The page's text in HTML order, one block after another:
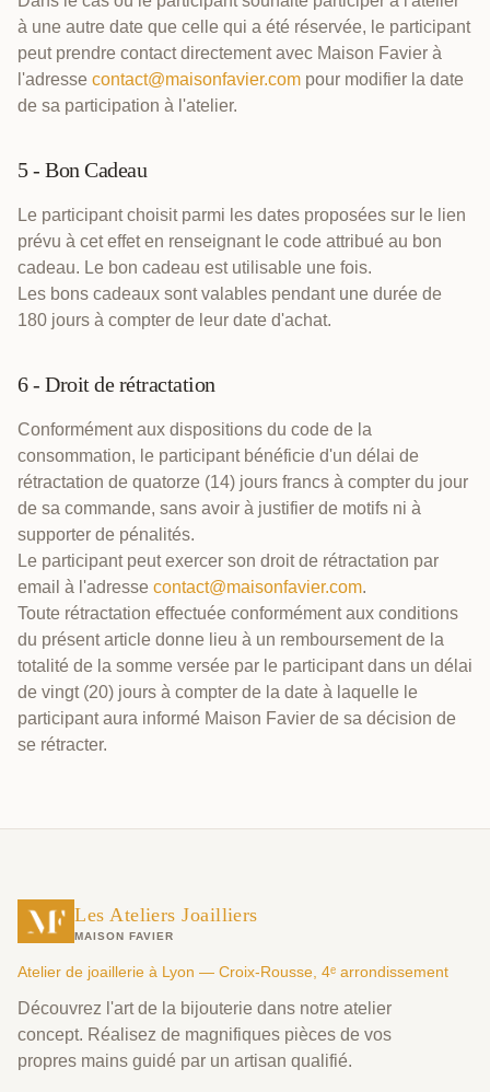
à une autre date que celle qui a été réservée, le participant
peut prendre contact directement avec Maison Favier à
l'adresse contact@maisonfavier.com pour modifier la date
de sa participation à l'atelier.
5 - Bon Cadeau
Le participant choisit parmi les dates proposées sur le lien
prévu à cet effet en renseignant le code attribué au bon
cadeau. Le bon cadeau est utilisable une fois.
Les bons cadeaux sont valables pendant une durée de
180 jours à compter de leur date d'achat.
6 - Droit de rétractation
Conformément aux dispositions du code de la
consommation, le participant bénéficie d'un délai de
rétractation de quatorze (14) jours francs à compter du jour
de sa commande, sans avoir à justifier de motifs ni à
supporter de pénalités.
Le participant peut exercer son droit de rétractation par
email à l'adresse contact@maisonfavier.com.
Toute rétractation effectuée conformément aux conditions
du présent article donne lieu à un remboursement de la
totalité de la somme versée par le participant dans un délai
de vingt (20) jours à compter de la date à laquelle le
participant aura informé Maison Favier de sa décision de
se rétracter.
Les Ateliers Joailliers
MAISON FAVIER
Atelier de joaillerie à Lyon — Croix-Rousse, 4ᵉ arrondissement
Découvrez l'art de la bijouterie dans notre atelier
concept. Réalisez de magnifiques pièces de vos
propres mains guidé par un artisan qualifié.